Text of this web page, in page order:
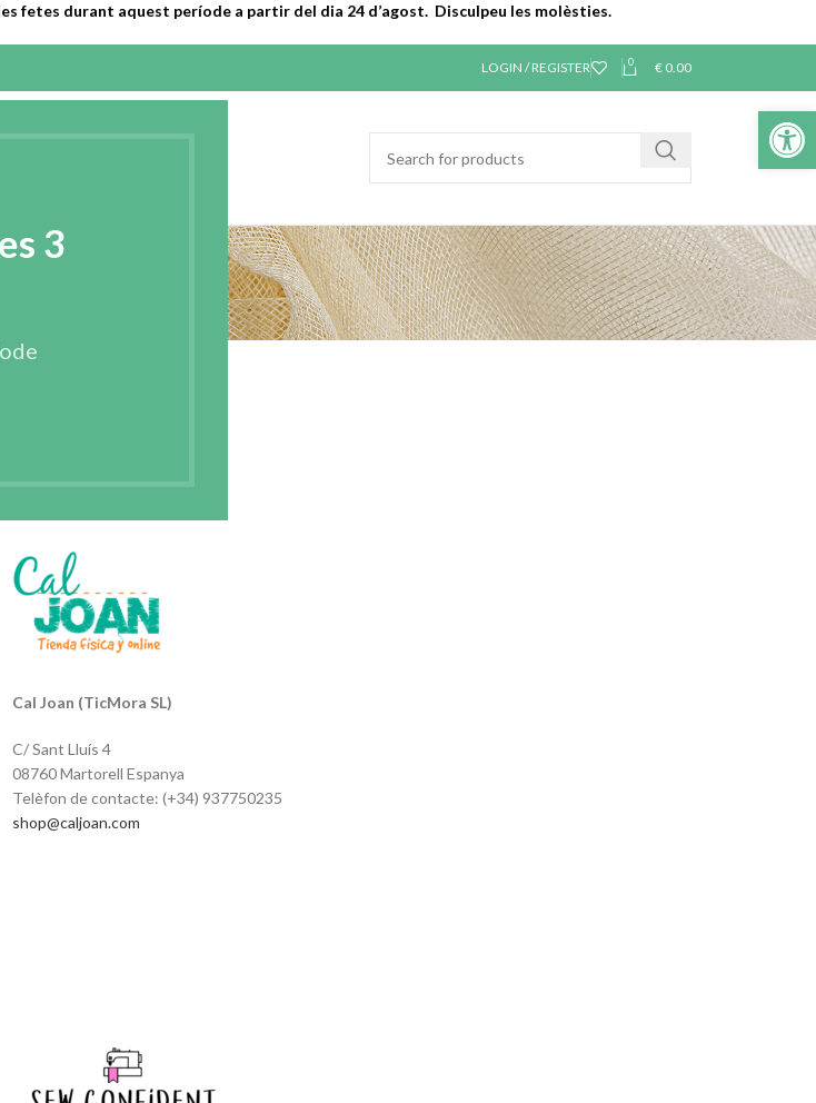
3
Obre la
LOGIN / REGISTER 0 € 0.00
Cal Joan (TicMora SL)
C/ Sant Lluís 4
08760 Martorell Espanya
Telèfon de contacte: (+34) 937750235
shop@caljoan.com
fetes durant aquest període a partir del dia 24 d’agost. Disculpeu les molèsties.